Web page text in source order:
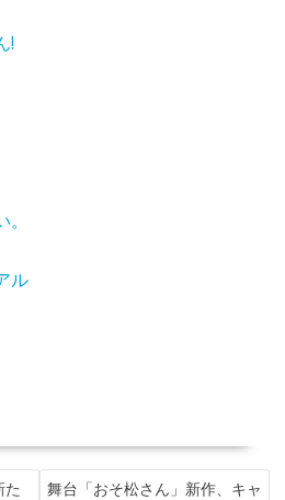
!
ル
た
舞台「おそ松さん」新作、キャ